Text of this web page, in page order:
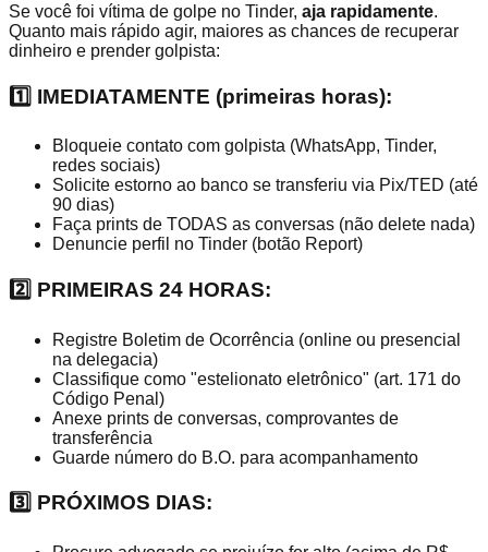
Se você foi vítima de golpe no Tinder, aja rapidamente.
Quanto mais rápido agir, maiores as chances de recuperar
dinheiro e prender golpista:
1️⃣ IMEDIATAMENTE (primeiras horas):
Bloqueie contato com golpista (WhatsApp, Tinder,
redes sociais)
Solicite estorno ao banco se transferiu via Pix/TED (até
90 dias)
Faça prints de TODAS as conversas (não delete nada)
Denuncie perfil no Tinder (botão Report)
2️⃣ PRIMEIRAS 24 HORAS:
Registre Boletim de Ocorrência (online ou presencial
na delegacia)
Classifique como "estelionato eletrônico" (art. 171 do
Código Penal)
Anexe prints de conversas, comprovantes de
transferência
Guarde número do B.O. para acompanhamento
3️⃣ PRÓXIMOS DIAS: